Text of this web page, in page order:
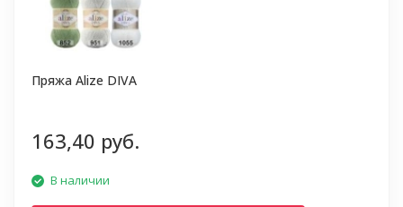
Пряжа Alize DIVA
163,40 руб.
В наличии